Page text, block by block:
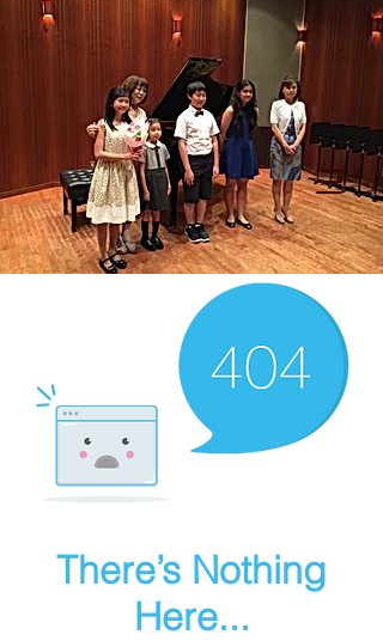
There’s Nothing
Here...